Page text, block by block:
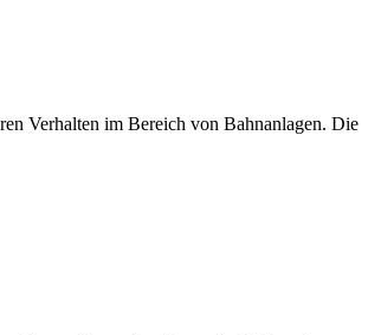
Verhalten im Bereich von Bahnanlagen. Die